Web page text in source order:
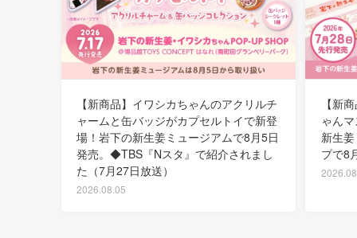
【新商品】イワシカちゃんのアクリルチ
ャームと缶バッジがカプセルトイで新登
場！岩下の新生姜ミュージアムで8月5日
発売。◆TBS『Nスタ』で紹介されまし
た（7月27日放送）
2026.08.05
【新
ゃん
新生
プで8